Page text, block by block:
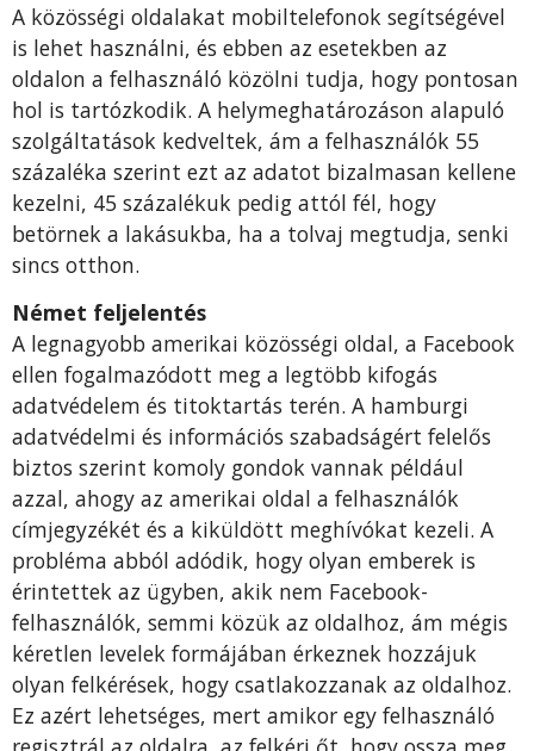
A közösségi oldalakat mobiltelefonok segítségével
is lehet használni, és ebben az esetekben az
oldalon a felhasználó közölni tudja, hogy pontosan
hol is tartózkodik. A helymeghatározáson alapuló
szolgáltatások kedveltek, ám a felhasználók 55
százaléka szerint ezt az adatot bizalmasan kellene
kezelni, 45 százalékuk pedig attól fél, hogy
betörnek a lakásukba, ha a tolvaj megtudja, senki
sincs otthon.
Német feljelentés
A legnagyobb amerikai közösségi oldal, a Facebook
ellen fogalmazódott meg a legtöbb kifogás
adatvédelem és titoktartás terén. A hamburgi
adatvédelmi és információs szabadságért felelős
biztos szerint komoly gondok vannak például
azzal, ahogy az amerikai oldal a felhasználók
címjegyzékét és a kiküldött meghívókat kezeli. A
probléma abból adódik, hogy olyan emberek is
érintettek az ügyben, akik nem Facebook-
felhasználók, semmi közük az oldalhoz, ám mégis
kéretlen levelek formájában érkeznek hozzájuk
olyan felkérések, hogy csatlakozzanak az oldalhoz.
Ez azért lehetséges, mert amikor egy felhasználó